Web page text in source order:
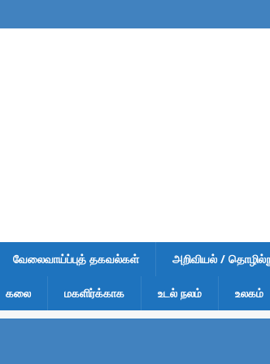
வேலைவாய்ப்புத் தகவல்கள் அறிவியல் /
கலை மகளிர்க்காக உடல் நலம் உலகம்